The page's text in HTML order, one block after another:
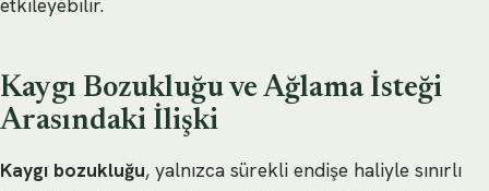
etkileyebilir.
Kaygı Bozukluğu ve Ağlama İsteği
Arasındaki İlişki
Kaygı bozukluğu, yalnızca sürekli endişe haliyle sınırlı